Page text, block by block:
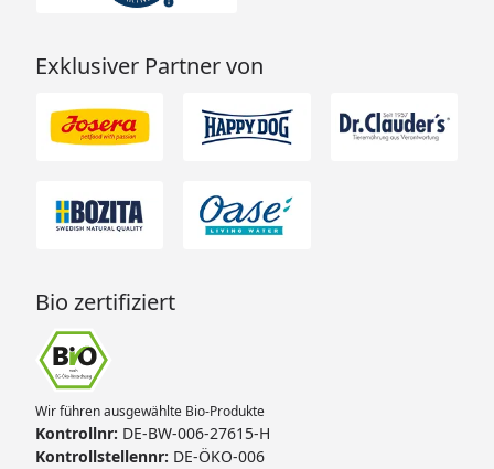
Exklusiver Partner von
Bio zertifiziert
Wir führen ausgewählte Bio-Produkte
Kontrollnr: DE-BW-006-27615-H
Kontrollstellennr: DE-ÖKO-006